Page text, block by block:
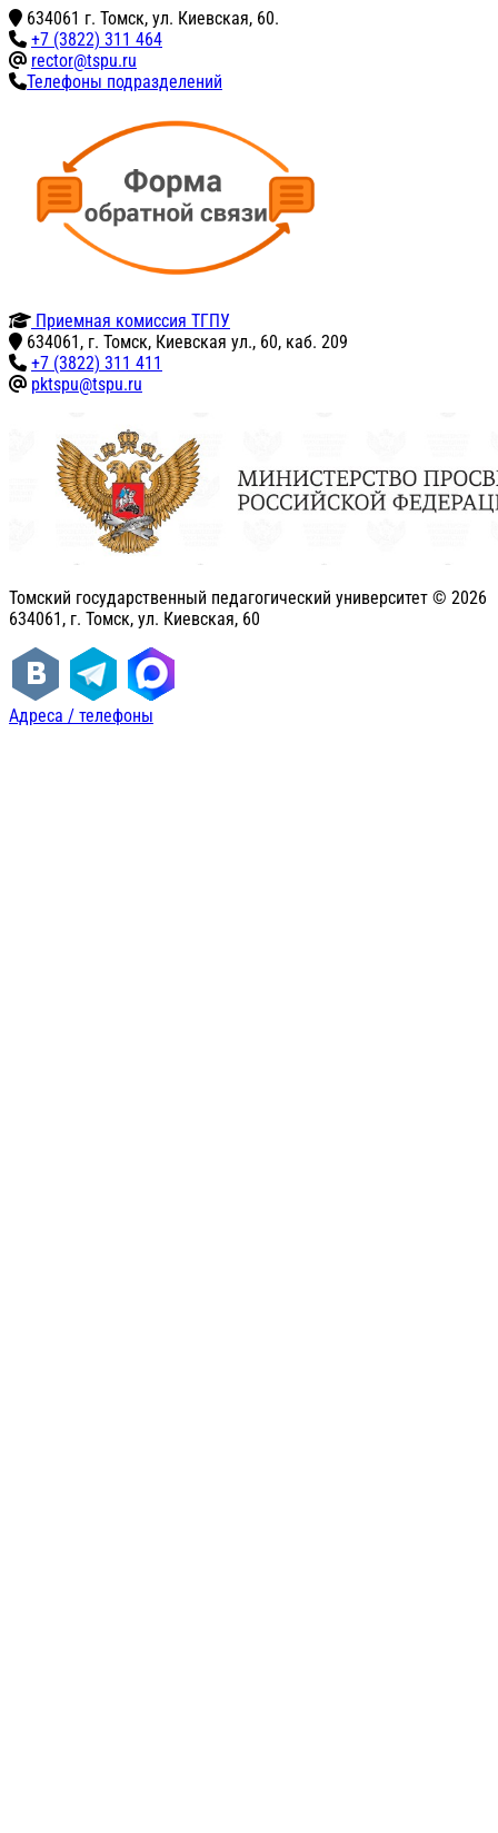
634061 г. Томск, ул. Киевская, 60.
+7 (3822) 311 464
rector@tspu.ru
Телефоны подразделений
Приемная комиссия ТГПУ
634061, г. Томск, Киевская ул., 60, каб. 209
+7 (3822) 311 411
pktspu@tspu.ru
Томский государственный педагогический университет © 2026
634061, г. Томск, ул. Киевская, 60
Адреса / телефоны